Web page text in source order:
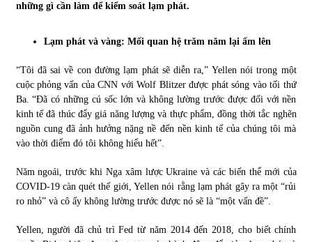
31/05/2022
Phân tích giá tiền điện tử sau ngày thị trường lập kỷ lục
vốn hóa
09/11/2021
13/10/2021
13/10/2021
những gì cần làm để kiểm soát lạm phát.
Lạm phát và vàng: Mối quan hệ trăm năm lại ấm lên
“Tôi đã sai về con đường lạm phát sẽ diễn ra,” Yellen nói trong một
cuộc phỏng vấn của CNN với Wolf Blitzer được phát sóng vào tối thứ
Ba. “Đã có những cú sốc lớn và không lường trước được đối với nền
kinh tế đã thúc đẩy giá năng lượng và thực phẩm, đồng thời tắc nghẽn
nguồn cung đã ảnh hưởng nặng nề đến nền kinh tế của chúng tôi mà
vào thời điểm đó tôi không hiểu hết”.
Năm ngoái, trước khi Nga xâm lược Ukraine và các biến thể mới của
COVID-19 càn quét thế giới, Yellen nói rằng lạm phát gây ra một “rủi
ro nhỏ” và cô ấy không lường trước được nó sẽ là “một vấn đề”.
Yellen, người đã chủ trì Fed từ năm 2014 đến 2018, cho biết chính